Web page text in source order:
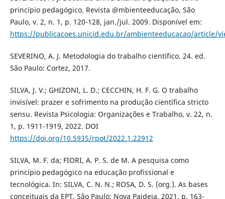
princípio pedagógico. Revista @mbienteeducação, São
Paulo, v. 2, n. 1, p. 120-128, jan./jul. 2009. Disponível em:
https://publicacoes.unicid.edu.br/ambienteeducacao/article/
SEVERINO, A. J. Metodologia do trabalho científico. 24. ed.
São Paulo: Cortez, 2017.
SILVA, J. V.; GHIZONI, L. D.; CECCHIN, H. F. G. O trabalho
invisível: prazer e sofrimento na produção científica stricto
sensu. Revista Psicologia: Organizações e Trabalho, v. 22, n.
1, p. 1911-1919, 2022. DOI
https://doi.org/10.5935/rpot/2022.1.22912
SILVA, M. F. da; FIORI, A. P. S. de M. A pesquisa como
princípio pedagógico na educação profissional e
tecnológica. In: SILVA, C. N. N.; ROSA, D. S. (org.). As bases
conceituais da EPT. São Paulo: Nova Paideia, 2021. p. 163-